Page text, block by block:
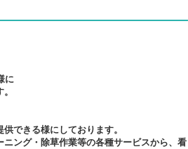
に
できる様にしております。
ング・除草作業等の各種サービスから、看